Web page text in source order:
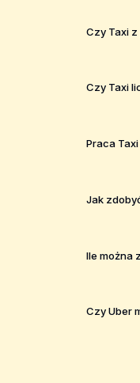
Czy Taxi
Czy Taxi
Praca
Jak
Ile można
Czy Uber